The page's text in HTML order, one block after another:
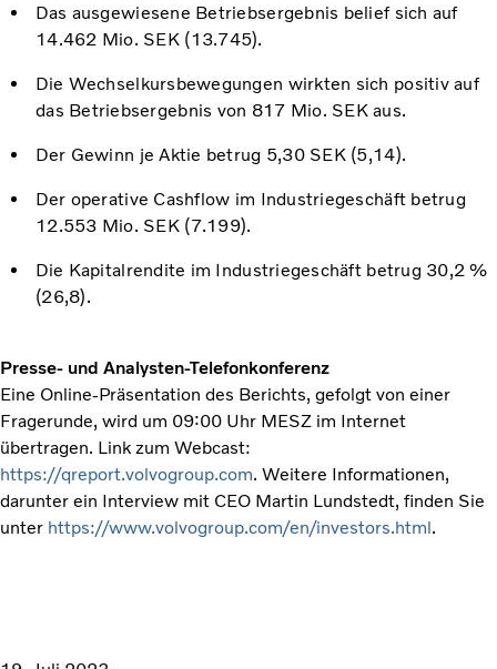
Das ausgewiesene Betriebsergebnis belief sich auf
14.462 Mio. SEK (13.745).
Die Wechselkursbewegungen wirkten sich positiv auf
das Betriebsergebnis von 817 Mio. SEK aus.
Der Gewinn je Aktie betrug 5,30 SEK (5,14).
Der operative Cashflow im Industriegeschäft betrug
12.553 Mio. SEK (7.199).
Die Kapitalrendite im Industriegeschäft betrug 30,2 %
(26,8).
Presse- und Analysten-Telefonkonferenz
Eine Online-Präsentation des Berichts, gefolgt von einer
Fragerunde, wird um 09:00 Uhr MESZ im Internet
übertragen. Link zum Webcast:
https://qreport.volvogroup.com. Weitere Informationen,
darunter ein Interview mit CEO Martin Lundstedt, finden Sie
unter https://www.volvogroup.com/en/investors.html.